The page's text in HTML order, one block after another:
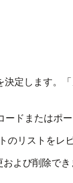
定します。「
ドまたはポ
のリストをレ
よび削除で